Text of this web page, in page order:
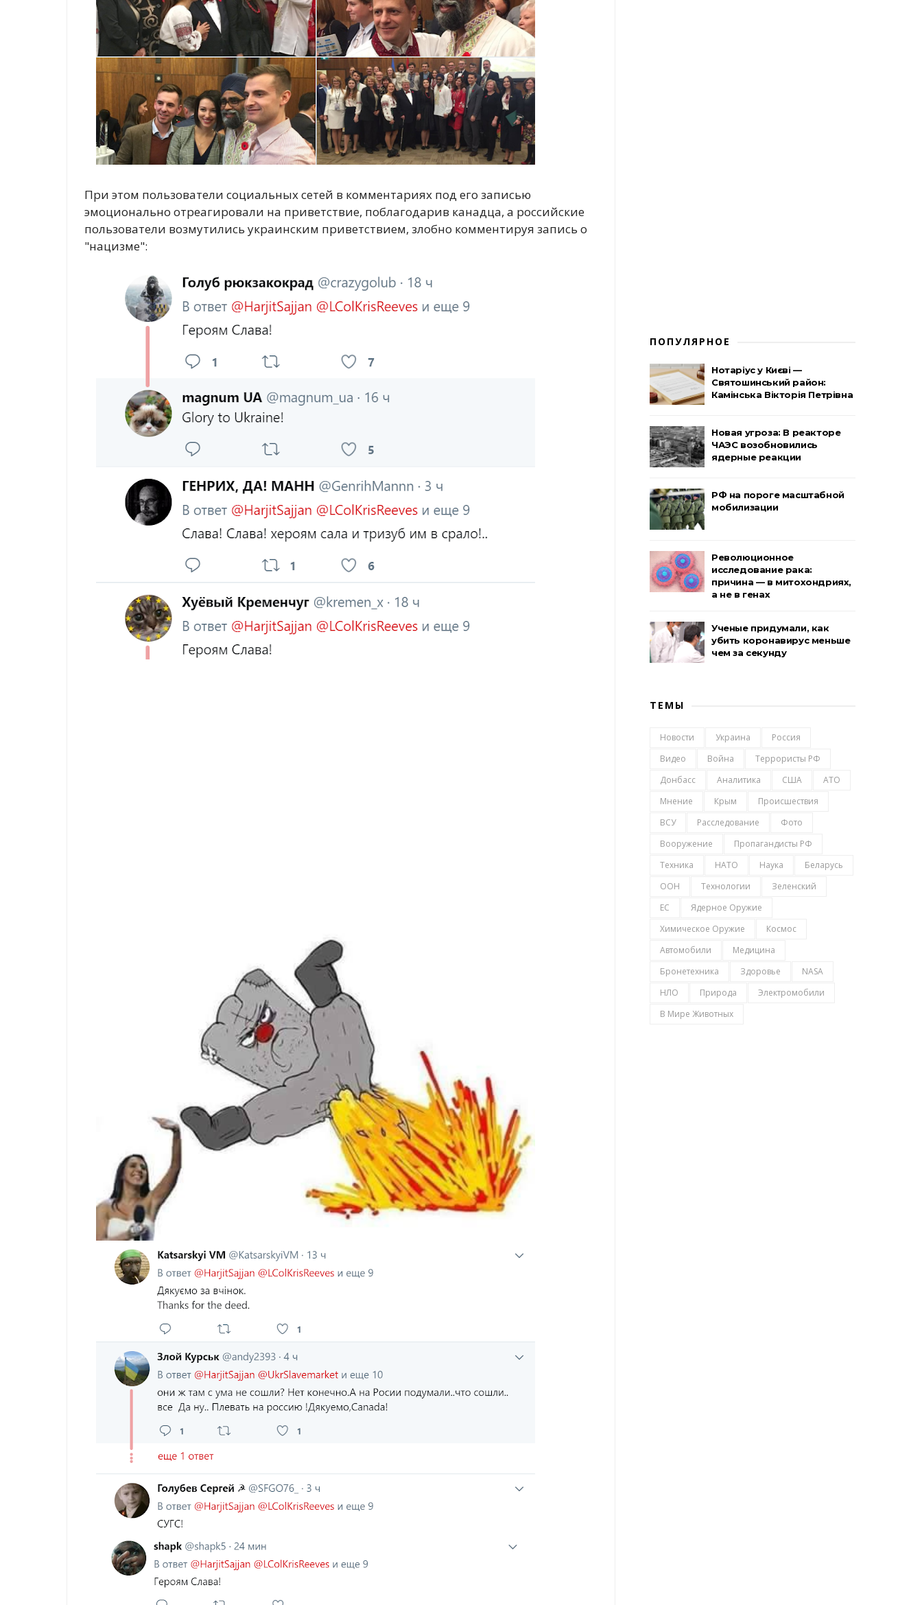
При этом пользователи социальных сетей в комментариях под его записью
эмоционально отреагировали на приветствие, поблагодарив канадца, а российские
пользователи возмутились украинским приветствием, злобно комментируя запись о
"нацизме":
ПОПУЛЯРНОЕ
Нотаріус у Києві —
Святошинський район:
Камінська Вікторія Петрівна
Новая угроза: В реакторе
ЧАЭС возобновились
ядерные реакции
РФ на пороге масштабной
мобилизации
Революционное
исследование рака:
причина — в митохондриях,
а не в генах
Ученые придумали, как
убить коронавирус меньше
чем за секунду
ТЕМЫ
Новости Украина
Россия
Видео
Война
Террористы РФ
Донбасс
Аналитика США
АТО
Мнение
Крым
Происшествия
ВСУ
Расследование
Фото
Вооружение
Пропагандисты РФ
Техника
НАТО Наука
Беларусь
ООН
Технологии
Зеленский
ЕС
Ядерное Оружие
Химическое Оружие
Космос
Автомобили
Медицина
Бронетехника
Здоровье
NASA
НЛО
Природа
Электромобили
В Мире Животных